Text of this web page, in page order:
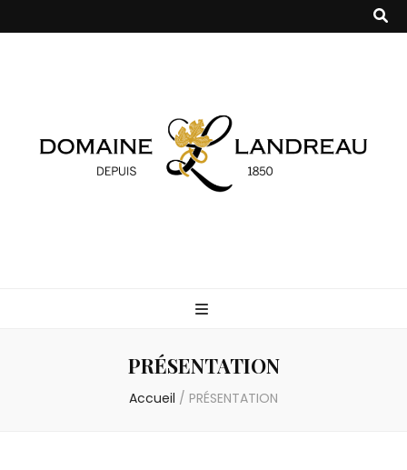
Landreau
PRÉSENTATION
Accueil / PRÉSENTATION